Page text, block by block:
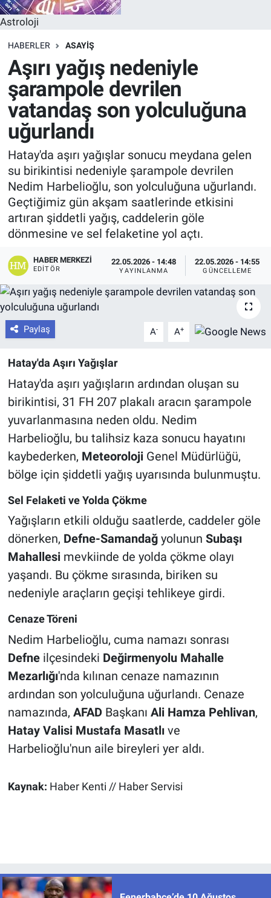
Astroloji
HABERLER ASAYIŞ
Aşırı yağış nedeniyle
şarampole devrilen
vatandaş son yolculuğuna
uğurlandı
Hatay'da aşırı yağışlar sonucu meydana gelen
su birikintisi nedeniyle şarampole devrilen
Nedim Harbelioğlu, son yolculuğuna uğurlandı.
Geçtiğimiz gün akşam saatlerinde etkisini
artıran şiddetli yağış, caddelerin göle
dönmesine ve sel felaketine yol açtı.
HABER MERKEZI
EDITÖR
22.05.2026 - 14:48
YAYINLANMA
22.05.2026 - 14:55
GÜNCELLEME
Paylaş A- A+
Hatay'da Aşırı Yağışlar
Hatay'da aşırı yağışların ardından oluşan su
birikintisi, 31 FH 207 plakalı aracın şarampole
yuvarlanmasına neden oldu. Nedim
Harbelioğlu, bu talihsiz kaza sonucu hayatını
kaybederken, MeteorolojiGenel Müdürlüğü,
bölge için şiddetli yağış uyarısında bulunmuştu.
Sel Felaketi ve Yolda Çökme
Yağışların etkili olduğu saatlerde, caddeler göle
dönerken, Defne-Samandağyolunun Subaşı
Mahallesimevkiinde de yolda çökme olayı
yaşandı. Bu çökme sırasında, biriken su
nedeniyle araçların geçişi tehlikeye girdi.
Cenaze Töreni
Nedim Harbelioğlu, cuma namazı sonrası
Defneilçesindeki Değirmenyolu Mahalle
Mezarlığı'nda kılınan cenaze namazının
ardından son yolculuğuna uğurlandı. Cenaze
namazında, AFADBaşkanı Ali Hamza Pehlivan,
Hatay Valisi Mustafa Masatlıve
Harbelioğlu'nun aile bireyleri yer aldı.
Kaynak: Haber Kenti // Haber Servisi